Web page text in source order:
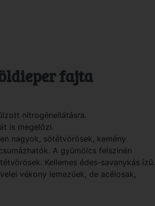
fajta
nitrogénellátásra.
is megelőzi.
nagyok, sötétvörösek, kemény
A gyümölcs felszínén
Kellemes édes-savanykás ízű.
vékony lemezűek, de acélosak,